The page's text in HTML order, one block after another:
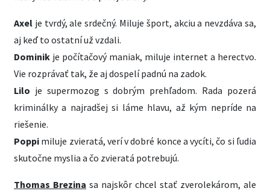
Axel je tvrdý, ale srdečný. Miluje šport, akciu a nevzdáva sa,
aj keď to ostatní už vzdali.
Dominik je počítačový maniak, miluje internet a herectvo.
Vie rozprávať tak, že aj dospelí padnú na zadok.
Lilo je supermozog s dobrým prehľadom. Rada pozerá
kriminálky a najradšej si láme hlavu, až kým nepríde na
riešenie.
Poppi miluje zvieratá, verí v dobré konce a vycíti, čo si ľudia
skutočne myslia a čo zvieratá potrebujú.
Thomas Brezina sa najskôr chcel stať zverolekárom, ale